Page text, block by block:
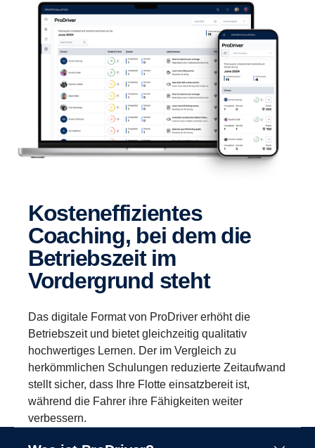
Kosteneffizientes
Coaching, bei dem die
Betriebszeit im
Vordergrund steht
Das digitale Format von ProDriver erhöht die
Betriebszeit und bietet gleichzeitig qualitativ
hochwertiges Lernen. Der im Vergleich zu
herkömmlichen Schulungen reduzierte Zeitaufwand
stellt sicher, dass Ihre Flotte einsatzbereit ist,
während die Fahrer ihre Fähigkeiten weiter
verbessern.